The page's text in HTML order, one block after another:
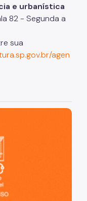
e urbanística
82 - Segunda a
sua
agen
e sustentável